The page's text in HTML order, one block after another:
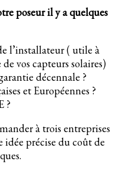
poseur il y a quelques
l’installateur ( utile à
vos capteurs solaires)
décennale ?
et Européennes ?
?
à trois entreprises
idée précise du coût de